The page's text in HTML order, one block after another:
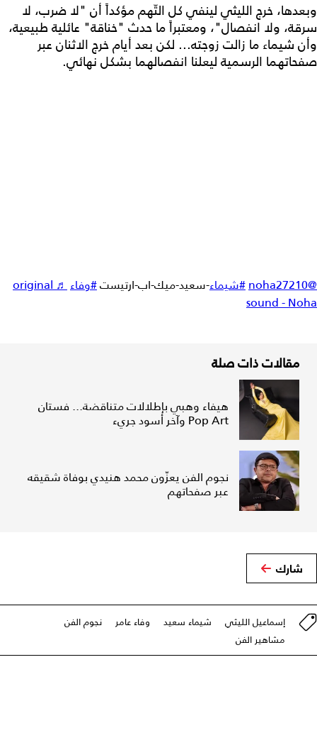
وبعدها، خرج الليثي لينفي كل التّهم مؤكداً أن "لا ضرب، لا
سرقة، ولا انفصال"، ومعتبراً ما حدث "خناقة" عائلية طبيعية،
وأن شيماء ما زالت زوجته... لكن بعد أيام خرج الاثنان عبر
صفحاتهما الرسمية ليعلنا انفصالهما بشكل نهائي.
@noha27210 #شيماء-سعيد-ميك-اب-ارتيست#وفاء
♬ original
sound - Noha
مقالات ذات صلة
هيفاء وهبي بإطلالات متناقضة... فستان
Pop Art وآخر أسود جريء
نجوم الفن يعزّون محمد هنيدي بوفاة شقيقه
عبر صفحاتهم
شارك
إسماعيل الليثي شيماء سعيد وفاء عامر
نجوم الفن
مشاهير الفن